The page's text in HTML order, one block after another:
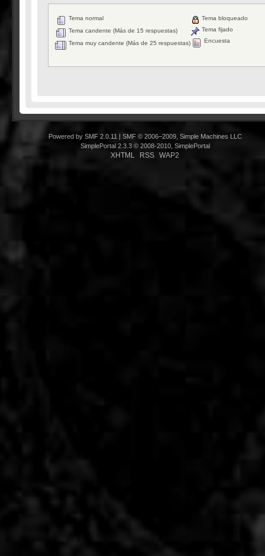
Tema normal
Tema candente (Más de 15 respuestas)
Tema muy candente (Más de 25 respuestas)
Tema bloqueado
Tema fijado
Encuesta
Powered by SMF 2.0.11
SMF © 2006–2009, Simple Machines LLC
SimplePortal 2.3.3 © 2008-2010, SimplePortal
XHTML RSS WAP2